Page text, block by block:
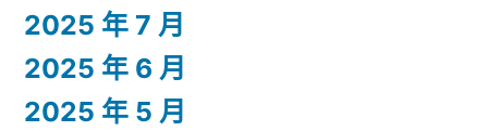
2025 年 7 月
2025 年 6 月
2025 年 5 月